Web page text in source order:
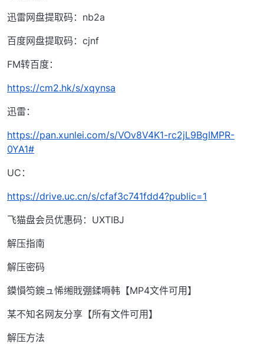
迅雷网盘提取码：nb2a
百度网盘提取码：cjnf
FM转百度：
https://cm2.hk/s/xqynsa
迅雷：
https://pan.xunlei.com/s/VOv8V4K1-rc2jL9BgIMPR-
0YA1#
UC：
https://drive.uc.cn/s/cfaf3c741fdd4?public=1
飞猫盘会员优惠码：UXTIBJ
解压指南
解压密码
鏌愪笉鐭ュ悕缃戝弸鍒嗕韩【MP4文件可用】
某不知名网友分享【所有文件可用】
解压方法